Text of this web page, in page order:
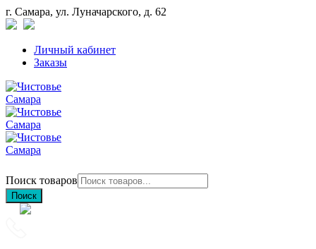
г. Самара, ул. Луначарского, д. 62
Личный кабинет
Заказы
Поиск товаров
Поиск